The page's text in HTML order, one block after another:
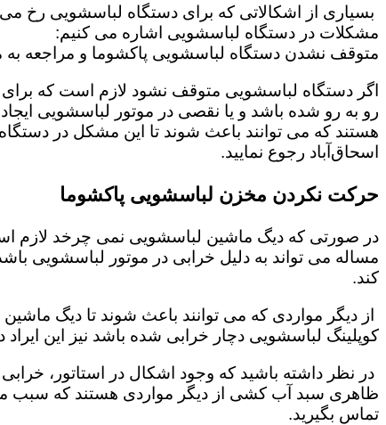
بسیاری از اشکالاتی که برای دستگاه لباسشویی رخ
مشکلات در دستگاه لباسشویی اشاره می کنیم:
متوقف نشدن دستگاه لباسشویی پاکشوما و مراجعه به
اگر دستگاه لباسشویی متوقف نشود لازم است که برای
رو به رو شده باشد و یا نقصی در موتور لباسشویی
هستند که می توانند باعث شوند تا این مشکل در
اسحاق‌آباد رجوع نمایید.
حرکت نکردن مخزن لباسشویی پاکشوما
در صورتی که دیگ ماشین لباسشویی نمی چرخد لازم
مساله می تواند به دلیل خرابی در موتور لباسشویی
کند.
از دیگر مواردی که می توانند باعث شوند تا دیگ
کوپلینگ لباسشویی دچار خرابی شده باشد نیز این
در نظر داشته باشید که وجود اشکال در استاتور،
ظاهری سبد آب کشی از دیگر مواردی هستند که سبب
تماس بگیرید.